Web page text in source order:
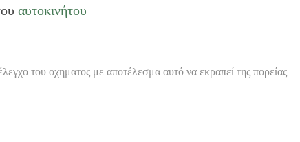
αυτοκινήτου
του οχηματος με αποτέλεσμα αυτό να εκραπεί της πορείας